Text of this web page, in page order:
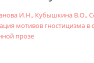
И.Н., Кубышкина В.О.,
мотивов гностицизма в
прозе